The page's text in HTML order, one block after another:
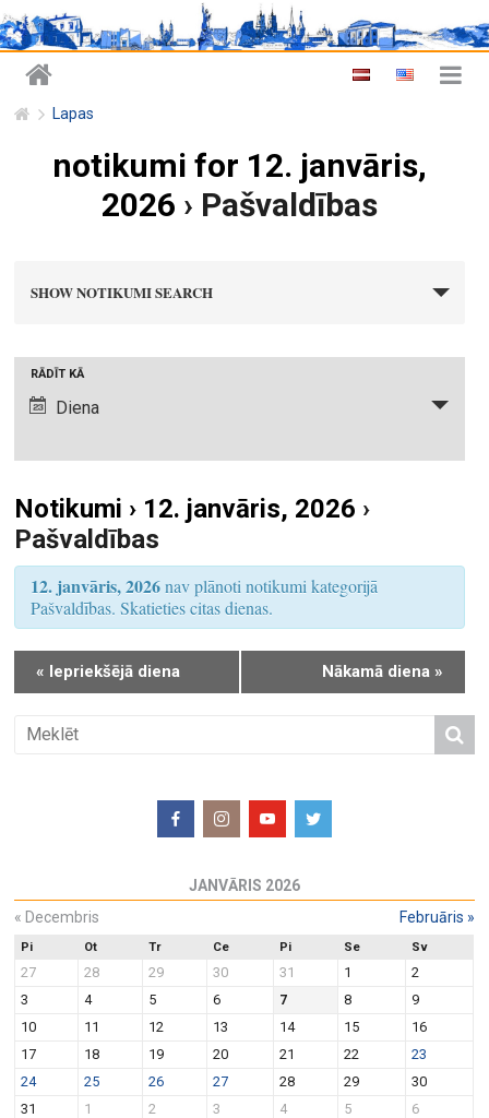
Lapas
notikumi for 12. janvāris,
2026 › Pašvaldības
i
S
e
a
c
h
a
d
s
N
a
v
g
a
t
SHOW NOTIKUMI SEARCH
i
u
m
s
i
e
N
t
i
o
n
RĀDĪT KĀ
Diena
Notikumi › 12. janvāris, 2026 ›
Pašvaldības
12. janvāris, 2026nav plānoti notikumi kategorijā
Pašvaldības. Skatieties citas dienas.
« Iepriekšējā diena Nākamā diena »
JANVĀRIS 2026
« Decembris Februāris »
Pi Ot Tr Ce Pi Se Sv
27 28 29 30 31 1
2
3
4 5 6 7 8
9
10
11 12 13 14 15
16
17
18 19 20 21 22
23
24
25 26 27 28 29
30
31
1 2 3 4 5 6